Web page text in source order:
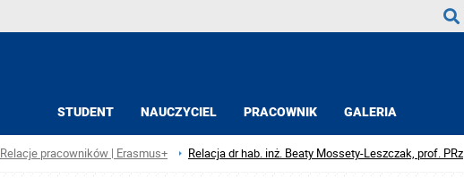
STUDENT NAUCZYCIEL PRACOWNIK GALERIA
Relacje pracowników | Erasmus+ Relacja dr hab. inż. Beaty Mossety-Leszczak, prof. PRz